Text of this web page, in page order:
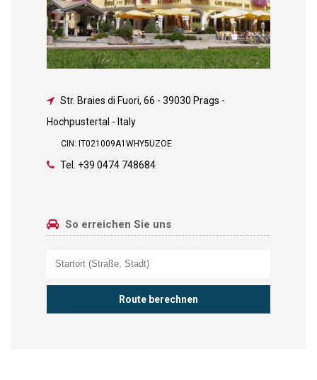
Str. Braies di Fuori, 66 - 39030 Prags -
Hochpustertal - Italy
CIN: IT021009A1WHY5UZOE
Tel. +39 0474 748684
So erreichen Sie uns